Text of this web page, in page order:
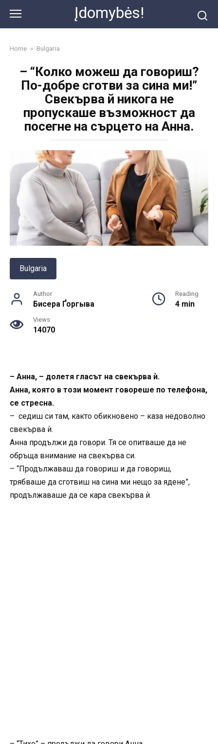
content
Įdomybės!
Home » Bulgaria
– “Колко можеш да говориш?
По-добре сготви за сина ми!”
Свекърва й никога не
пропускаше възможност да
посегне на сърцето на Анна.
Bulgaria
Author
Бисера Ґоргыва
Reading
4 min
Views
14070
– Анна, – долетя гласът на свекърва ѝ.
Анна, която в този момент говореше по телефона,
се стресна.
– седиш си там, както обикновено – каза недоволно
свекърва ѝ.
Анна продължи да говори. Тя се опитваше да не
обръща внимание на свекърва си.
– “Продължаваш да говориш и да говориш,
трябваше да сготвиш на сина ми нещо за ядене”,
продължаваше да се кара свекърва ѝ.